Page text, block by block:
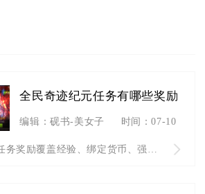
全民奇迹纪元任务有哪些奖励
编辑：砚书-美女子 时间：07-10
全民奇迹纪元任务奖励覆盖经验、绑定货币、强化宝石、纪元专属纪...